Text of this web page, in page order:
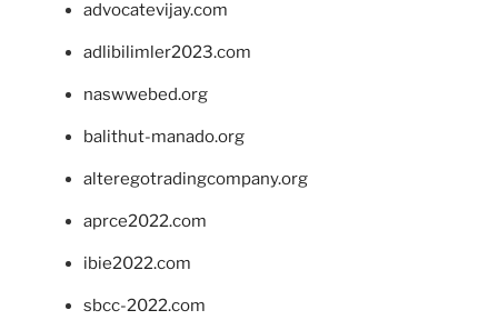
advocatevijay.com
adlibilimler2023.com
naswwebed.org
balithut-manado.org
alteregotradingcompany.org
aprce2022.com
ibie2022.com
sbcc-2022.com